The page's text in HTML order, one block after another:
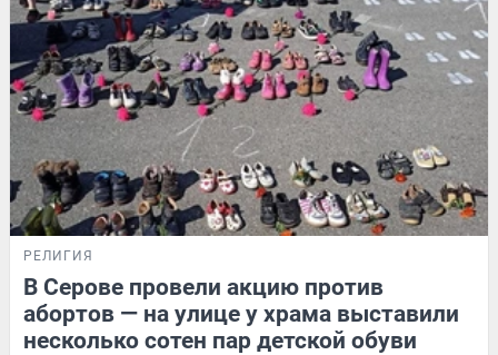
РЕЛИГИЯ
В Серове провели акцию против
абортов — на улице у храма выставили
несколько сотен пар детской обуви